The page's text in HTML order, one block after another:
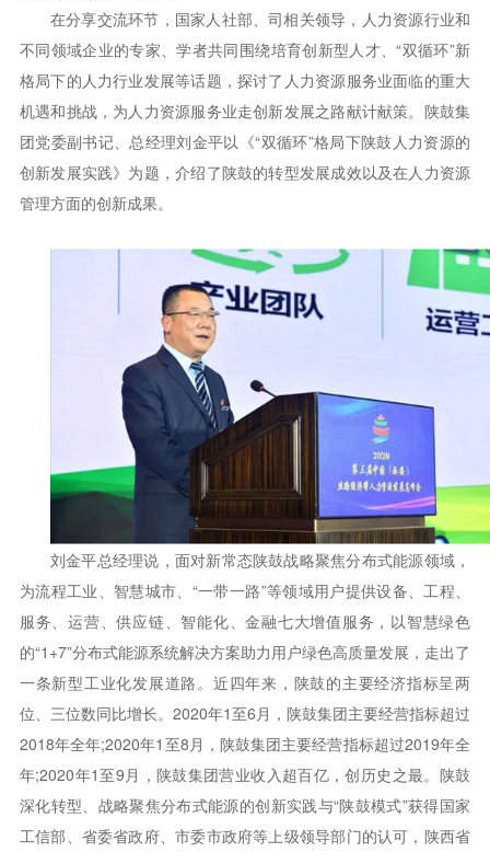
在分享交流环节，国家人社部、司相关领导，人力资源行业和
不同领域企业的专家、学者共同围绕培育创新型人才、“双循环”新
格局下的人力行业发展等话题，探讨了人力资源服务业面临的重大
机遇和挑战，为人力资源服务业走创新发展之路献计献策。陕鼓集
团党委副书记、总经理刘金平以《“双循环”格局下陕鼓人力资源的
创新发展实践》为题，介绍了陕鼓的转型发展成效以及在人力资源
管理方面的创新成果。
刘金平总经理说，面对新常态陕鼓战略聚焦分布式能源领域，
为流程工业、智慧城市、“一带一路”等领域用户提供设备、工程、
服务、运营、供应链、智能化、金融七大增值服务，以智慧绿色
的“1+7”分布式能源系统解决方案助力用户绿色高质量发展，走出了
一条新型工业化发展道路。近四年来，陕鼓的主要经济指标呈两
位、三位数同比增长。2020年1至6月，陕鼓集团主要经营指标超过
2018年全年;2020年1至8月，陕鼓集团主要经营指标超过2019年全
年;2020年1至9月，陕鼓集团营业收入超百亿，创历史之最。陕鼓
深化转型、战略聚焦分布式能源的创新实践与“陕鼓模式”获得国家
工信部、省委省政府、市委市政府等上级领导部门的认可，陕西省